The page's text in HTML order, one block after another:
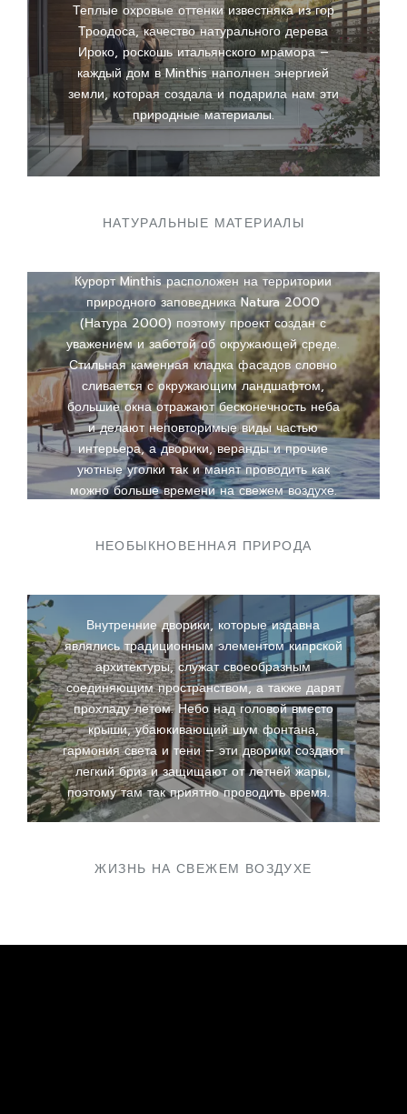
Теплые охровые оттенки известняка из гор
Троодоса, качество натурального дерева
Ироко, роскошь итальянского мрамора –
каждый дом в Minthis наполнен энергией
земли, которая создала и подарила нам эти
природные материалы.
НАТУРАЛЬНЫЕ МАТЕРИАЛЫ
Курорт Minthis расположен на территории
природного заповедника Natura 2000
(Натура 2000) поэтому проект создан с
уважением и заботой об окружающей среде.
Стильная каменная кладка фасадов словно
сливается с окружающим ландшафтом,
большие окна отражают бесконечность неба
и делают неповторимые виды частью
интерьера, а дворики, веранды и прочие
уютные уголки так и манят проводить как
можно больше времени на свежем воздухе.
НЕОБЫКНОВЕННАЯ ПРИРОДА
Внутренние дворики, которые издавна
являлись традиционным элементом кипрской
архитектуры, служат своеобразным
соединяющим пространством, а также дарят
прохладу летом. Небо над головой вместо
крыши, убаюкивающий шум фонтана,
гармония света и тени – эти дворики создают
легкий бриз и защищают от летней жары,
поэтому там так приятно проводить время.
ЖИЗНЬ НА СВЕЖЕМ ВОЗДУХЕ